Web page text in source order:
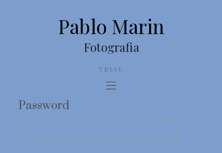
Pablo Marin
Fotografia
TRIAL
Password